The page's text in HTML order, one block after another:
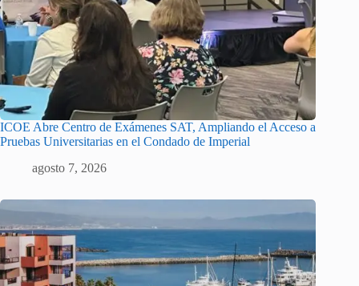
ICOE Abre Centro de Exámenes SAT, Ampliando el Acceso a
Pruebas Universitarias en el Condado de Imperial
agosto 7, 2026